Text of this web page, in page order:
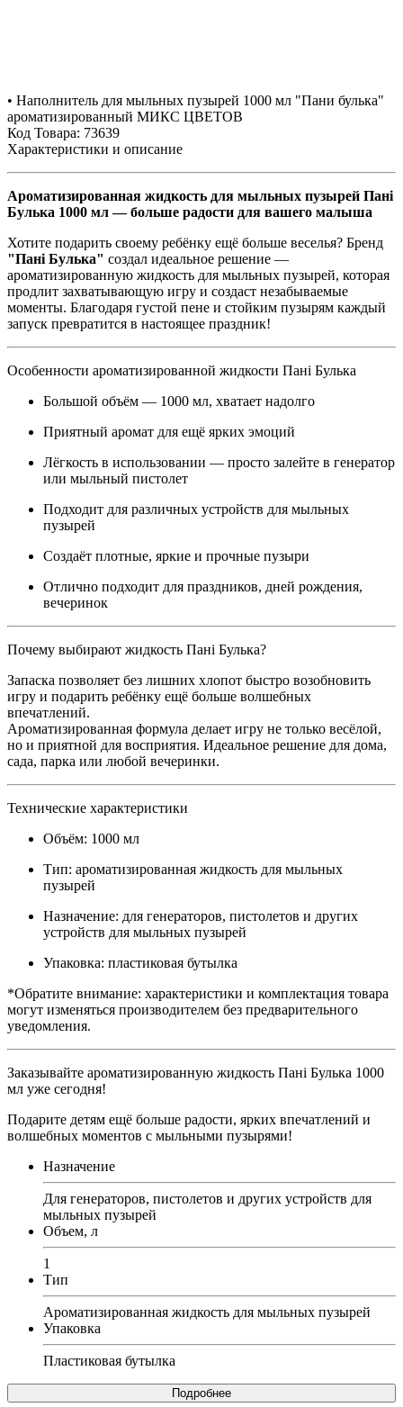
• Наполнитель для мыльных пузырей 1000 мл "Пани булька"
ароматизированный МИКС ЦВЕТОВ
Код Товара: 73639
Характеристики и описание
Ароматизированная жидкость для мыльных пузырей Пані
Булька 1000 мл — больше радости для вашего малыша
Хотите подарить своему ребёнку ещё больше веселья? Бренд
"Пані Булька" создал идеальное решение —
ароматизированную жидкость для мыльных пузырей, которая
продлит захватывающую игру и создаст незабываемые
моменты. Благодаря густой пене и стойким пузырям каждый
запуск превратится в настоящее праздник!
Особенности ароматизированной жидкости Пані Булька
Большой объём — 1000 мл, хватает надолго
Приятный аромат для ещё ярких эмоций
Лёгкость в использовании — просто залейте в генератор
или мыльный пистолет
Подходит для различных устройств для мыльных
пузырей
Создаёт плотные, яркие и прочные пузыри
Отлично подходит для праздников, дней рождения,
вечеринок
Почему выбирают жидкость Пані Булька?
Запаска позволяет без лишних хлопот быстро возобновить
игру и подарить ребёнку ещё больше волшебных
впечатлений.
Ароматизированная формула делает игру не только весёлой,
но и приятной для восприятия. Идеальное решение для дома,
сада, парка или любой вечеринки.
Технические характеристики
Объём: 1000 мл
Тип: ароматизированная жидкость для мыльных
пузырей
Назначение: для генераторов, пистолетов и других
устройств для мыльных пузырей
Упаковка: пластиковая бутылка
*Обратите внимание: характеристики и комплектация товара
могут изменяться производителем без предварительного
уведомления.
Заказывайте ароматизированную жидкость Пані Булька 1000
мл уже сегодня!
Подарите детям ещё больше радости, ярких впечатлений и
волшебных моментов с мыльными пузырями!
Назначение
Для генераторов, пистолетов и других устройств для
мыльных пузырей
Объем, л
1
Тип
Ароматизированная жидкость для мыльных пузырей
Упаковка
Пластиковая бутылка
Подробнее